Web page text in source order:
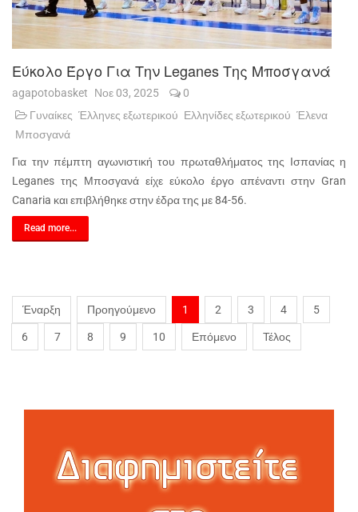
Εύκολο Έργο Για Την Leganes Της Μποσγανά
agapotobasket Νοε 03, 2025
0
Γυναίκες Έλληνες εξωτερικού Ελληνίδες εξωτερικού Έλενα
Μποσγανά
Για την πέμπτη αγωνιστική του πρωταθλήματος της Ισπανίας η
Leganes της Μποσγανά είχε εύκολο έργο απέναντι στην Gran
Canaria και επιβλήθηκε στην έδρα της με 84-56.
Read more...
Έναρξη Προηγούμενο 1 2 3 4 5
6 7 8 9 10 Επόμενο Τέλος